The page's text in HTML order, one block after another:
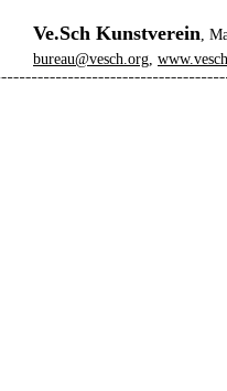
Ve.Sch Kunstverein,
bureau@vesch.org,